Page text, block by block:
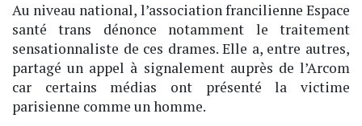
Au niveau national, l’association francilienne Espace
santé trans dénonce notamment le traitement
sensationnaliste de ces drames. Elle a, entre autres,
partagé un appel à signalement auprès de l’Arcom
car certains médias ont présenté la victime
parisienne comme un homme.